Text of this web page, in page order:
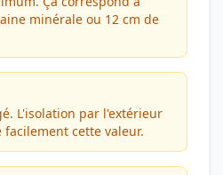
minérale ou 12 cm de
L'isolation par l'extérieur
cette valeur.